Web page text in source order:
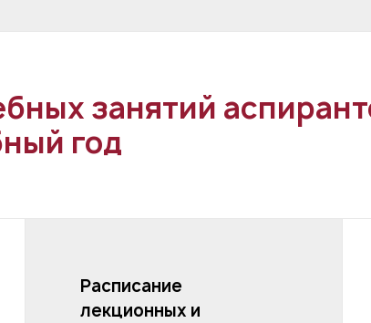
занятий
год
Расписание
лекционных и